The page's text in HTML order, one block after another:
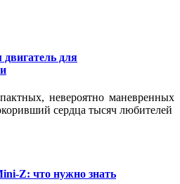
для
невероятно маневренных
сердца тысяч любителей
Z: что нужно знать